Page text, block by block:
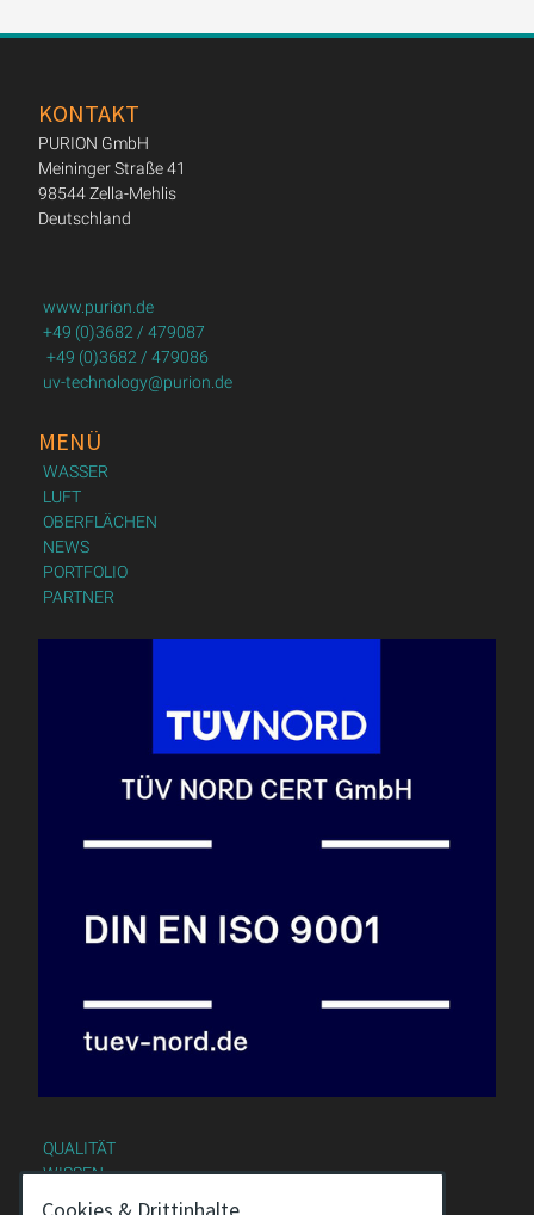
KONTAKT
PURION GmbH
Meininger Straße 41
98544 Zella-Mehlis
Deutschland
www.purion.de
+49 (0)3682 / 479087
+49 (0)3682 / 479086
uv-technology@purion.de
MENÜ
WASSER
LUFT
OBERFLÄCHEN
NEWS
PORTFOLIO
PARTNER
QUALITÄT
WISSEN
DOWNLOAD